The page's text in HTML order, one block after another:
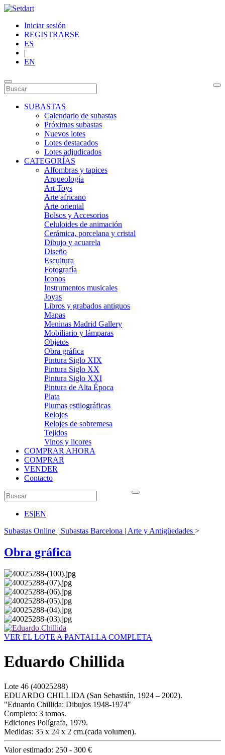
Iniciar sesión
REGISTRARSE
ES
|
EN
SUBASTAS
Calendario de subastas
Próximas subastas
Nuevos lotes
Lotes destacados
Lotes adjudicados
CATEGORÍAS
Alfombras y tapices
Arqueología
Art Toys
Arte africano
Arte oriental
Bolsos y Accesorios
Celuloides de animación
Cerámica, porcelana y cristal
Dibujo y acuarela
Diseño
Escultura
Fotografía
Iconos
Instrumentos musicales
Joyas
Libros y grabados antiguos
Mapas
Meninas Madrid Gallery
Mobiliario y lámparas
Objetos
Obra gráfica
Pintura Siglo XIX
Pintura Siglo XX
Pintura Siglo XXI
Pintura de Alta Época
Plata
Plumas estilográficas
Relojes
Relojes de sobremesa
Tejidos
Vinos y licores
COMPRAR AHORA
COMPRAR
VENDER
Contacto
ES|EN
Subastas Online | Subastas Barcelona | Arte y Antigüedades >
Obra gráfica
VER EL LOTE A PANTALLA COMPLETA
Eduardo Chillida
Lote 46 (40025288)
EDUARDO CHILLIDA (San Sebastián, 1924 – 2002).
"Eduardo Chillida: Dibujos 1948-1974"
Completo: 3 tomos.
Ediciones Polígrafa, 1979.
Medidas: 35 x 24 x 2 cm.(cada volumen).
Valor estimado: 250 - 300 €